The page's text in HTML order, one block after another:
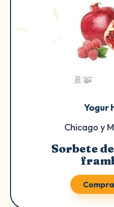
Yogur
Chicago y
Sorbete